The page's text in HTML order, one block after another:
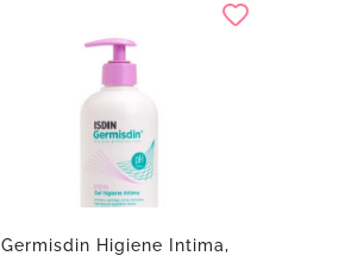
Germisdin Higiene Intima,